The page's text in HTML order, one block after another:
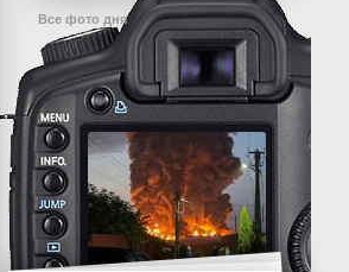
Все фото дня